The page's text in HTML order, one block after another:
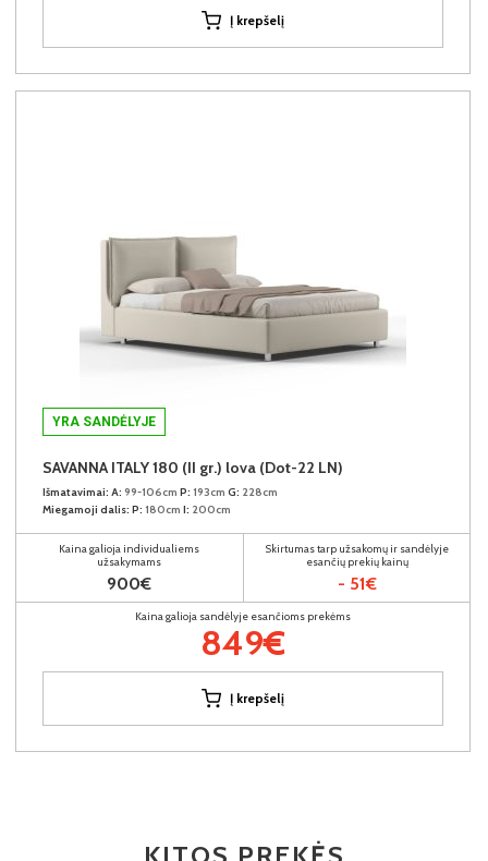
Į krepšelį
YRA SANDĖLYJE
SAVANNA ITALY 180 (II gr.) lova (Dot-22 LN)
Išmatavimai: A: 99-106cm P: 193cm G: 228cm
Miegamoji dalis: P: 180cm I: 200cm
Kaina galioja individualiems
užsakymams
900€
Skirtumas tarp užsakomų ir sandėlyje
esančių prekių kainų
- 51€
Kaina galioja sandėlyje esančioms prekėms
849€
Į krepšelį